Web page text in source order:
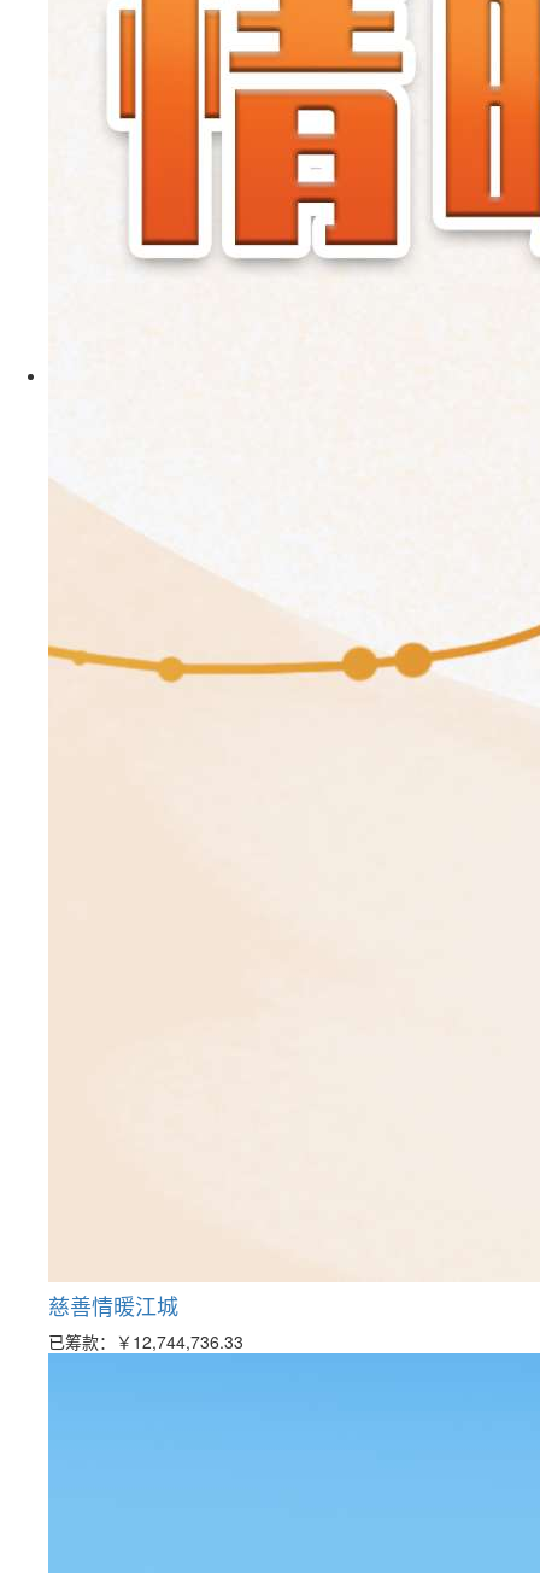
慈善情暖江城
已筹款： ￥12,744,736.33